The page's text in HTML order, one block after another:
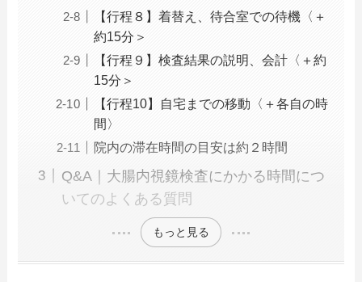
【行程８】着替え、待合室での待機〈＋
約15分＞
【行程９】検査結果の説明、会計〈＋約
15分＞
【行程10】自宅までの移動〈＋各自の時
間〉
院内の滞在時間の目安は約２時間
Q&A｜大腸内視鏡検査にかかる時間につ
いてのよくある質問
もっと見る